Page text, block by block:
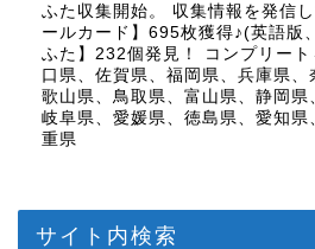
ふた収集開始。 収集情報を発信
ールカード】695枚獲得♪(英語版
ふた】232個発見！ コンプリー
口県、佐賀県、福岡県、兵庫県、
歌山県、鳥取県、富山県、静岡県
岐阜県、愛媛県、徳島県、愛知県
重県
サイト内検索